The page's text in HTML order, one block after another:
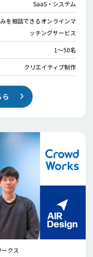
SaaS・システム
を相談できるオンラインマ
ッチングサービス
1〜50名
クリエイティブ制作
クス